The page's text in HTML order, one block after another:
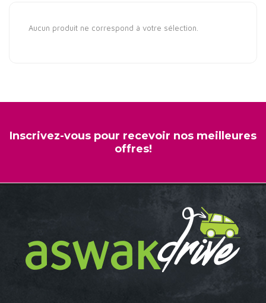
Aucun produit ne correspond à votre sélection.
Inscrivez-vous pour recevoir nos meilleures
offres!